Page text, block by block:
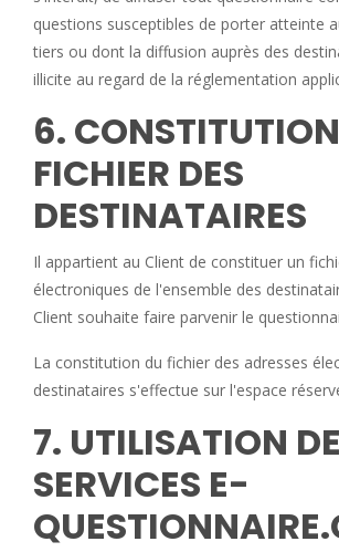
questions susceptibles de porter atteinte
tiers ou dont la diffusion auprès des
illicite au regard de la réglementation
6.
FICHIER DES
DESTINATAIRES
Il appartient au Client de constituer un
électroniques de l'ensemble des
Client souhaite faire parvenir le
La constitution du fichier des adresses
destinataires s'effectue sur l'espace
7. UTILISATION
SERVICES E-